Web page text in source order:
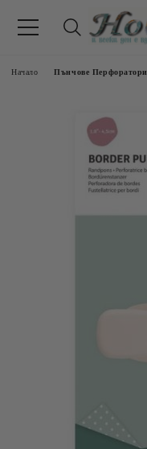
Начало Пънчове Перфоратори